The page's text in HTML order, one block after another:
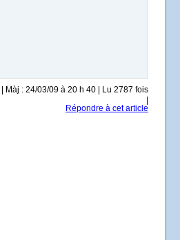
| Màj : 24/03/09 à 20 h 40 | Lu 2787 fois
Répondre à cet article